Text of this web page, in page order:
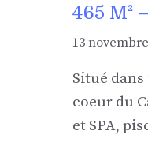
465 M²
13
Situé
coeur du
et SPA,